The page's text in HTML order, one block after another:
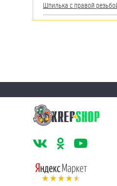
Шпилька с правой